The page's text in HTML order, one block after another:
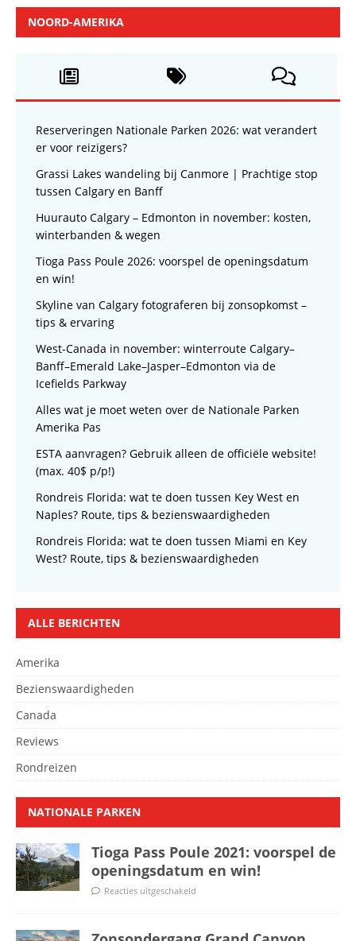
NOORD-AMERIKA
Reserveringen Nationale Parken 2026: wat verandert
er voor reizigers?
Grassi Lakes wandeling bij Canmore | Prachtige stop
tussen Calgary en Banff
Huurauto Calgary – Edmonton in november: kosten,
winterbanden & wegen
Tioga Pass Poule 2026: voorspel de openingsdatum
en win!
Skyline van Calgary fotograferen bij zonsopkomst –
tips & ervaring
West-Canada in november: winterroute Calgary–
Banff–Emerald Lake–Jasper–Edmonton via de
Icefields Parkway
Alles wat je moet weten over de Nationale Parken
Amerika Pas
ESTA aanvragen? Gebruik alleen de officiële website!
(max. 40$ p/p!)
Rondreis Florida: wat te doen tussen Key West en
Naples? Route, tips & bezienswaardigheden
Rondreis Florida: wat te doen tussen Miami en Key
West? Route, tips & bezienswaardigheden
ALLE BERICHTEN
Amerika
Bezienswaardigheden
Canada
Reviews
Rondreizen
NATIONALE PARKEN
Tioga Pass Poule 2021: voorspel de
openingsdatum en win!
Reacties uitgeschakeld